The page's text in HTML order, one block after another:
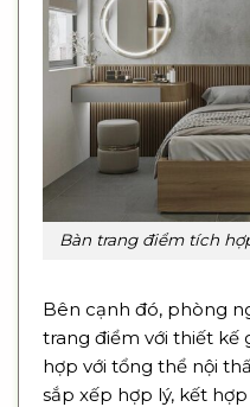
Bàn trang điểm tích
Bên cạnh đó, phòng
trang điểm với thiết kế
hợp với tổng thể nội
sắp xếp hợp lý, kết